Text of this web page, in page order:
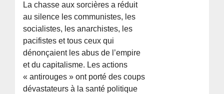
La chasse aux sorcières a réduit
au silence les communistes, les
socialistes, les anarchistes, les
pacifistes et tous ceux qui
dénonçaient les abus de l’empire
et du capitalisme. Les actions
« antirouges » ont porté des coups
dévastateurs à la santé politique